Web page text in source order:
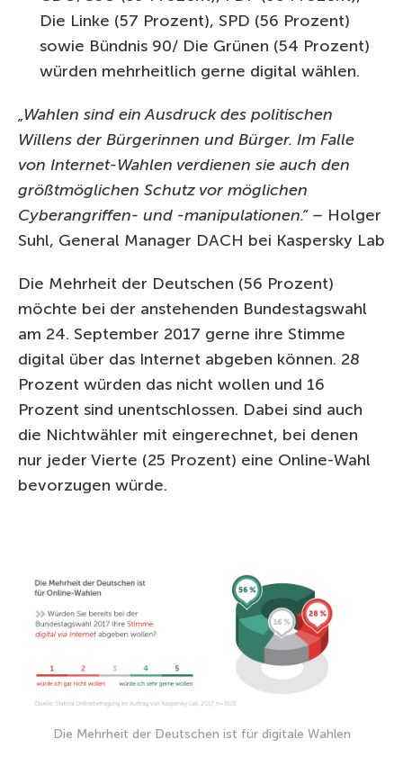
Die Linke (57 Prozent), SPD (56 Prozent)
sowie Bündnis 90/ Die Grünen (54 Prozent)
würden mehrheitlich gerne digital wählen.
„Wahlen sind ein Ausdruck des politischen
Willens der Bürgerinnen und Bürger. Im Falle
von Internet-Wahlen verdienen sie auch den
größtmöglichen Schutz vor möglichen
Cyberangriffen- und -manipulationen.“ – Holger
Suhl, General Manager DACH bei Kaspersky Lab
Die Mehrheit der Deutschen (56 Prozent)
möchte bei der anstehenden Bundestagswahl
am 24. September 2017 gerne ihre Stimme
digital über das Internet abgeben können. 28
Prozent würden das nicht wollen und 16
Prozent sind unentschlossen. Dabei sind auch
die Nichtwähler mit eingerechnet, bei denen
nur jeder Vierte (25 Prozent) eine Online-Wahl
bevorzugen würde.
Die Mehrheit der Deutschen ist für digitale Wahlen